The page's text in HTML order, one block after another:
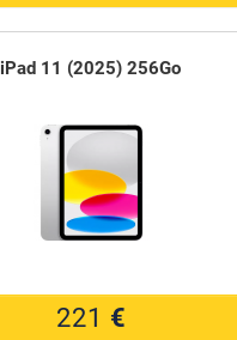
iPad 11 (2025) 256Go
221 €